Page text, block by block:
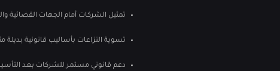
تمثيل الشركات أمام الجهات القضائية
تسوية النزاعات بأساليب قانونية بديلة
دعم قانوني مستمر للشركات بعد